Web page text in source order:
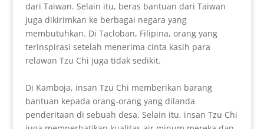
dari Taiwan. Selain itu, beras bantuan dari Taiwan
juga dikirimkan ke berbagai negara yang
membutuhkan. Di Tacloban, Filipina, orang yang
terinspirasi setelah menerima cinta kasih para
relawan Tzu Chi juga tidak sedikit.
Di Kamboja, insan Tzu Chi memberikan barang
bantuan kepada orang-orang yang dilanda
penderitaan di sebuah desa. Selain itu, insan Tzu Chi